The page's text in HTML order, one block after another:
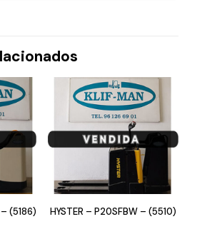
(5186) HYSTER – P20SFBW – (5510)